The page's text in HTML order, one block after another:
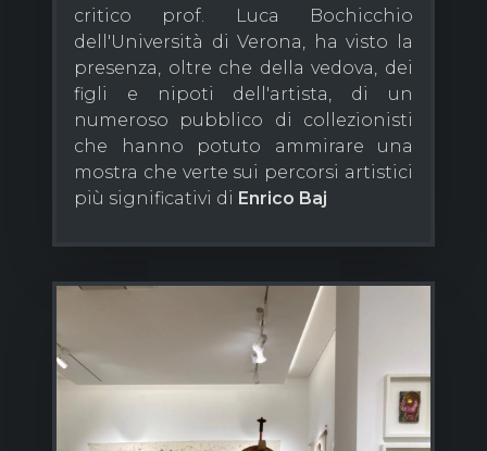
critico prof. Luca Bochicchio
dell'Università di Verona, ha visto la
presenza, oltre che della vedova, dei
figli e nipoti dell'artista, di un
numeroso pubblico di collezionisti
che hanno potuto ammirare una
mostra che verte sui percorsi artistici
più significativi di Enrico Baj